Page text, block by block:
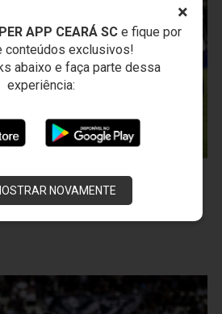
×
APP CEARÁ SCe fique por
conteúdos exclusivos!
abaixo e faça parte dessa
experiência:
NOVAMENTE
vence no tempo normal, mas é
pelo Atlético/MG